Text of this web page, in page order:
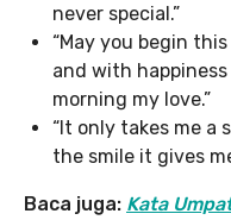
never special.”
“May you begin
and with
morning my love.”
“It only takes me a
the smile it gives
Baca juga: Kata